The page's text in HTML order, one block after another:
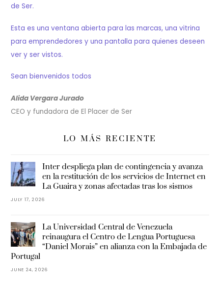
de Ser.
Esta es una ventana abierta para las marcas, una vitrina
para emprendedores y una pantalla para quienes deseen
ver y ser vistos.
Sean bienvenidos todos
Alida Vergara Jurado
CEO y fundadora de El Placer de Ser
LO MÁS RECIENTE
Inter despliega plan de contingencia y avanza
en la restitución de los servicios de Internet en
La Guaira y zonas afectadas tras los sismos
JULY 17, 2026
La Universidad Central de Venezuela
reinaugura el Centro de Lengua Portuguesa
“Daniel Morais” en alianza con la Embajada de
Portugal
JUNE 24, 2026